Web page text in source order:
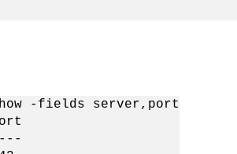
-fields server,port